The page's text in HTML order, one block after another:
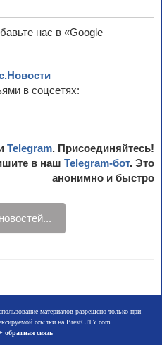
нас в «Google
в соцсетях:
Telegram. Присоединяйтесь!
в наш Telegram-бот. Это
анонимно и быстро
материалов разрешено только при
ссылки на BrestCITY.com
обратная связь